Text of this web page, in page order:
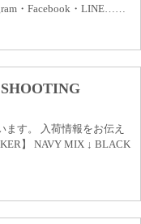
・Facebook・LINE……
す。 入荷情報をお伝え
】 NAVY MIX ↓ BLACK